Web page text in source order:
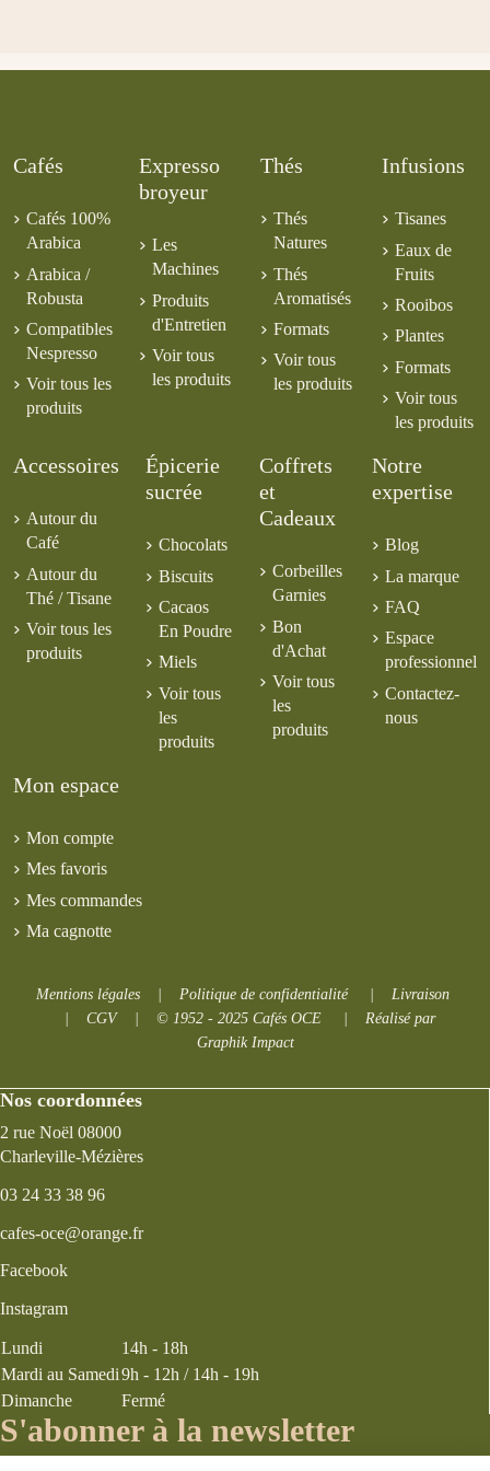
Cafés
Cafés 100%
Arabica
Arabica /
Robusta
Compatibles
Nespresso
Voir tous les
produits
Expresso
broyeur
Les
Machines
Produits
d'Entretien
Voir tous
les produits
Thés
Thés
Natures
Thés
Aromatisés
Formats
Voir tous
les produits
Infusions
Tisanes
Eaux de
Fruits
Rooibos
Plantes
Formats
Voir tous
les produits
Accessoires
Autour du
Café
Autour du
Thé / Tisane
Voir tous les
produits
Épicerie
sucrée
Chocolats
Biscuits
Cacaos
En Poudre
Miels
Voir tous
les
produits
Coffrets
et
Cadeaux
Corbeilles
Garnies
Bon
d'Achat
Voir tous
les
produits
Notre
expertise
Blog
La marque
FAQ
Espace
professionnel
Contactez-
nous
Mon espace
Mon compte
Mes favoris
Mes commandes
Ma cagnotte
Mentions légales Politique de confidentialité| Livraison
CGV| © 1952 - 2025 Cafés OCE| Réalisé par
Graphik Impact
Nos coordonnées
2 rue Noël 08000
Charleville-Mézières
03 24 33 38 96
cafes-oce@orange.fr
Facebook
Instagram
Lundi
14h - 18h
Mardi au Samedi9h - 12h / 14h - 19h
Dimanche
Fermé
S'abonner à la newsletter